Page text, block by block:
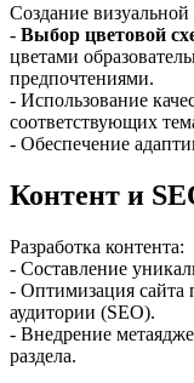
Создание визуальной
- Выбор цветовой
цветами
предпочтениями.
- Использование
соответствующих
- Обеспечение
Контент и
Разработка контента:
- Составление
- Оптимизация сайта
аудитории (SEO).
- Внедрение
раздела.